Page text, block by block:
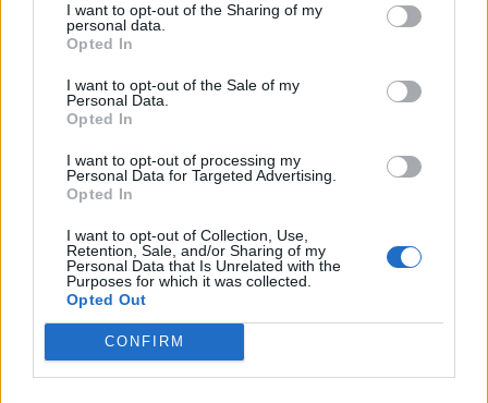
I want to opt-out of the Sharing of my
personal data.
Opted In
I want to opt-out of the Sale of my
Personal Data.
Opted In
I want to opt-out of processing my
Personal Data for Targeted Advertising.
Opted In
I want to opt-out of Collection, Use,
Retention, Sale, and/or Sharing of my
Personal Data that Is Unrelated with the
Purposes for which it was collected.
Opted Out
CONFIRM